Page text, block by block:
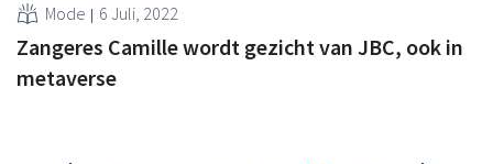
Mode 6 Juli, 2022
Zangeres Camille wordt gezicht van JBC, ook in
metaverse